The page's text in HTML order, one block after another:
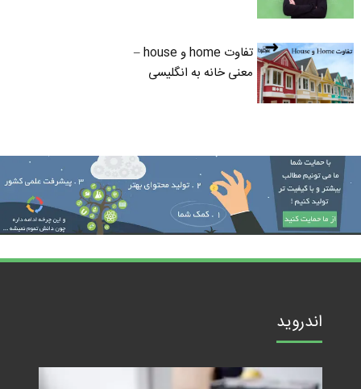
تفاوت home و house –
معنی خانه به انگلیسی
اندروید